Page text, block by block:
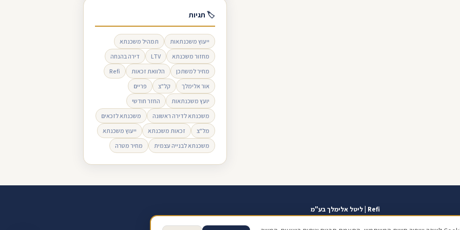
🏷 תגיות
ייעוץ משכנתאות
תמהיל משכנתא
מחזור משכנתא
LTV
דירה בהנחה
מחיר למשתכן
הלוואת זכאות
Refi
אור אלימלך
קל"צ
פריים
יועץ משכנתאות
החזר חודשי
משכנתא לדירה ראשונה
משכנתא לזכאים
מל"צ
זכאות משכנתא
ייעוץ משכנתא
משכנתא לבנייה עצמית
מחיר מטרה
Refi | ליטל אלימלך בע"מ
אזור אישי כתוב ביקורת בגוגל תנאי שימוש